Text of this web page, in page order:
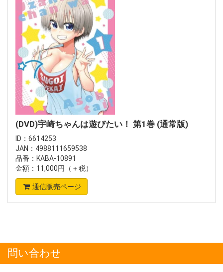
(DVD)宇崎ちゃんは遊びたい！ 第1巻 (通常版)
ID：6614253
JAN：4988111659538
品番：KABA-10891
金額：11,000円（＋税）
通信販売ページ
問い合わせ